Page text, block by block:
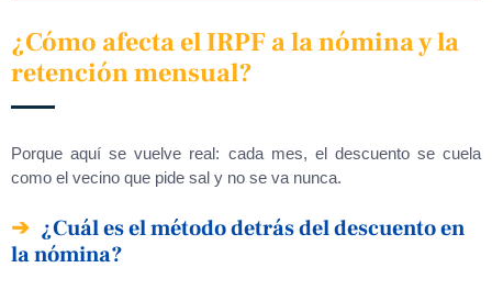
¿Cómo afecta el IRPF a la nómina y la
retención mensual?
Porque aquí se vuelve real: cada mes, el descuento se cuela
como el vecino que pide sal y no se va nunca.
¿Cuál es el método detrás del descuento en
la nómina?